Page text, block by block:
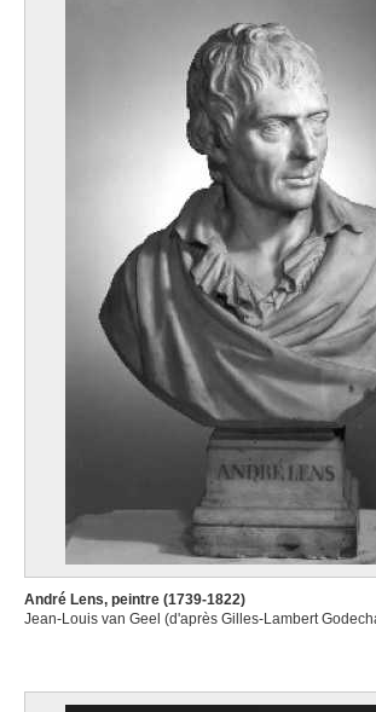
André Lens, peintre (1739-1822)
Jean-Louis van Geel (d'après Gilles-Lambert